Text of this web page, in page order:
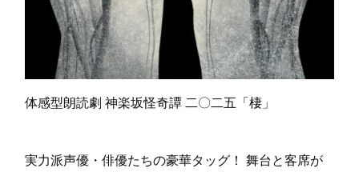
体感型朗読劇 神楽坂怪奇譚 二〇二五「棲」
実力派声優・俳優たちの豪華タッグ！ 舞台と客席が